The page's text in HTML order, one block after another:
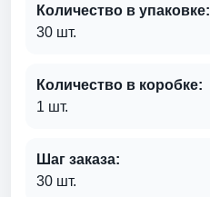
Количество в упаковке:
30 шт.
Количество в коробке:
1 шт.
Шаг заказа:
30 шт.